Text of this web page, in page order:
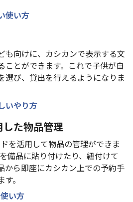
使い方
も向けに、カシカンで表示する文
ことができます。これで子供が自
選び、貸出を行えるようになりま
いやり方
た物品管理
を活用して物品の管理ができま
備品に貼り付けたり、紐付けて
から即座にカシカン上での予約手
。
い方